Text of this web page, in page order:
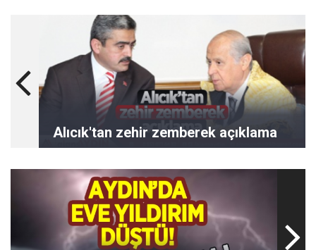
Alıcık'tan zehir zemberek açıklama